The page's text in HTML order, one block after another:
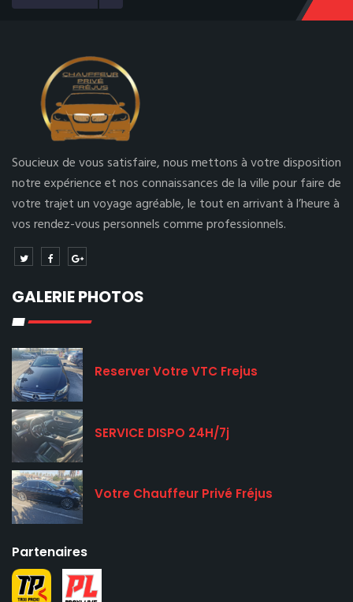
Soucieux de vous satisfaire, nous mettons à votre disposition
notre expérience et nos connaissances de la ville pour faire de
votre trajet un voyage agréable, le tout en arrivant à l’heure à
vos rendez-vous personnels comme professionnels.
GALERIE PHOTOS
Reserver Votre VTC Frejus
SERVICE DISPO 24H/7j
Votre Chauffeur Privé Fréjus
Partenaires